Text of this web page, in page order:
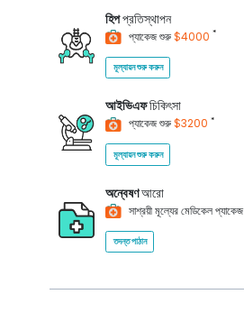
হিপপ্রতিস্থাপন
প্যাকেজ শুরু$4000 *
মূল্যায়ন শুরু করুন
আইভিএফচিকিৎসা
প্যাকেজ শুরু$3200 *
মূল্যায়ন শুরু করুন
অন্বেষণআরো
সাশ্রয়ী মূল্যের মেডিকেল প্যাকেজ
তদন্ত পাঠান